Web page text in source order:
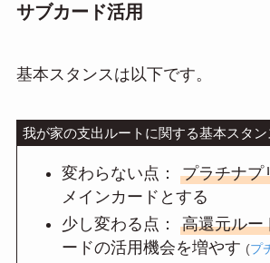
サブカード活用
基本スタンスは以下です。
我が家の支出ルートに関する基本スタ
変わらない点：プラチナプ
メインカードとする
少し変わる点：高還元ルー
ードの活用機会を増やす (プ